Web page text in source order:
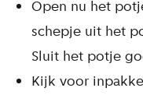
Open nu het
schepje uit het
Sluit het potje
Kijk voor